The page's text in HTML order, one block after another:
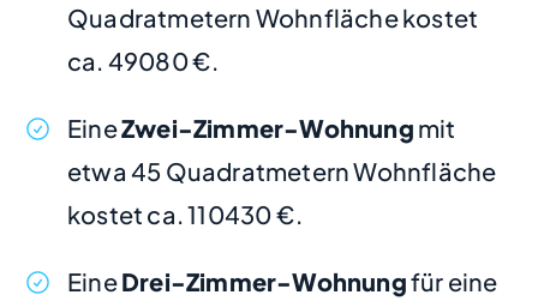
Quadratmetern Wohnfläche kostet
ca. 49080 €.
EineZwei-Zimmer-Wohnung mit
etwa 45 Quadratmetern Wohnfläche
kostet ca. 110430 €.
EineDrei-Zimmer-Wohnungfür eine